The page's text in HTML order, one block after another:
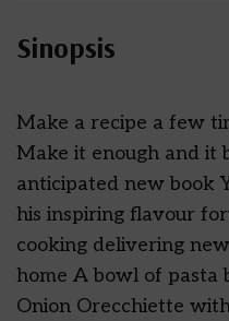
Sinopsis
Make a recipe a few
Make it enough and it
anticipated new book
his inspiring flavour
cooking delivering
home A bowl of pasta
Onion Orecchiette